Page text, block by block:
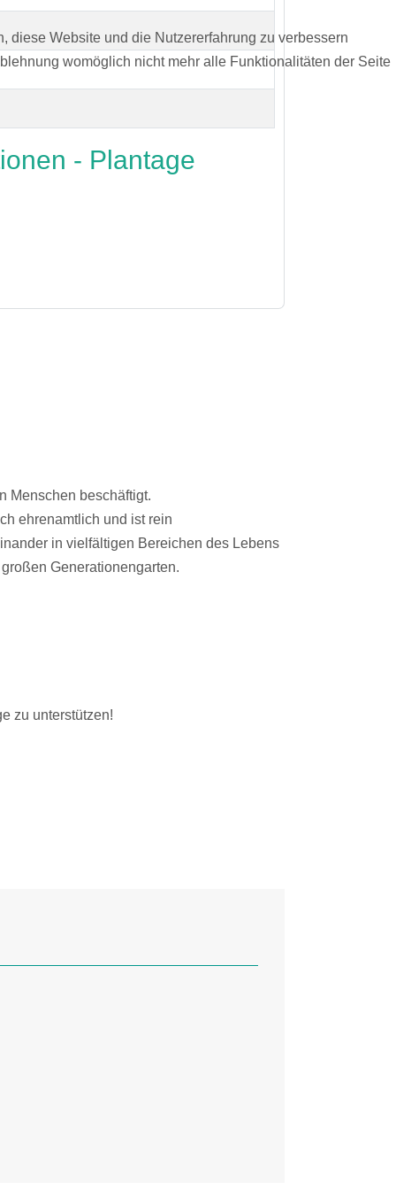
- Plantage
Menschen beschäftigt.
ehrenamtlich und ist rein
in vielfältigen Bereichen des Lebens
Generationengarten.
zu unterstützen!
diese Website und die Nutzererfahrung zu verbessern
womöglich nicht mehr alle Funktionalitäten der Seite